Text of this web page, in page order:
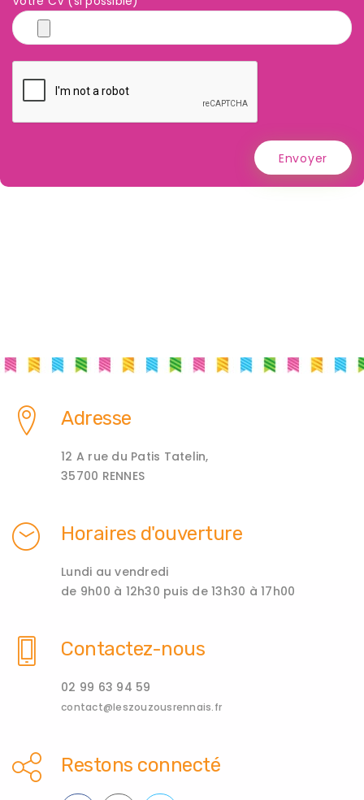
Envoyer
Adresse
12 A rue du Patis Tatelin,
35700 RENNES
Horaires d'ouverture
Lundi au vendredi
de 9h00 à 12h30 puis de 13h30 à 17h00
Contactez-nous
02 99 63 94 59
contact@leszouzousrennais.fr
Restons connecté